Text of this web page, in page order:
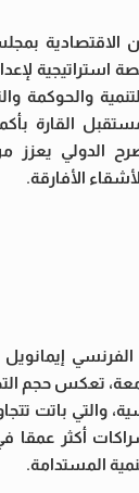
الاقتصادية
والحوكمة
القارة
الدولي يعزز
الأفارقة.
إيمانويل
تعكس حجم
والتي باتت
أكثر عمقا
المستدامة.